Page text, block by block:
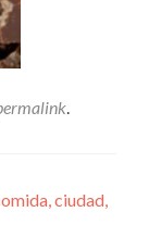
.
ciudad,